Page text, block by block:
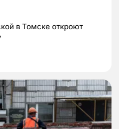
в Томске откроют